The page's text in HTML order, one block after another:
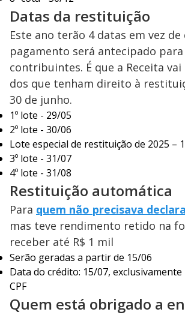
Datas da restituição
Este ano terão 4 datas em vez de
pagamento será antecipado
contribuintes. É que a Receita vai
dos que tenham direito à
30 de junho.
1º lote - 29/05
2º lote - 30/06
Lote especial de restituição de 2025 –
3º lote - 31/07
4º lote - 31/08
Restituição automática
Para quem não precisava
mas teve rendimento retido na
receber até R$ 1 mil
Serão geradas a partir de 15/06
Data do crédito: 15/07, exclusivamente
CPF
Quem está obrigado a